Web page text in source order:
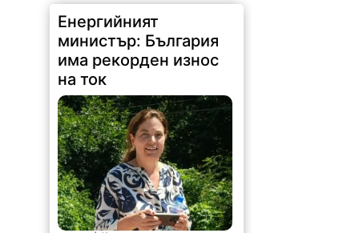
Енергийният
министър: България
има рекорден износ
на ток